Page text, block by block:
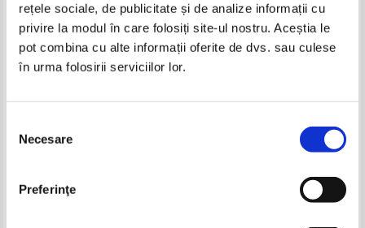
rețele sociale, de publicitate și de analize informații cu
privire la modul în care folosiți site-ul nostru. Aceștia le
pot combina cu alte informații oferite de dvs. sau culese
în urma folosirii serviciilor lor.
consimțământului
Necesare
Preferinţe
Edith Iarovici, Rodica Mihaila-
engleze. Dictionar contrastiv
IN STOC
Adaugă în coș
Edith Iarovici, Rodica Mihaila
Adaugă în coș